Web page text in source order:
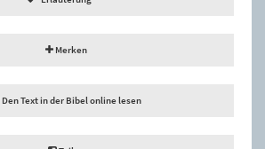
Merken
Den Text in der Bibel online lesen